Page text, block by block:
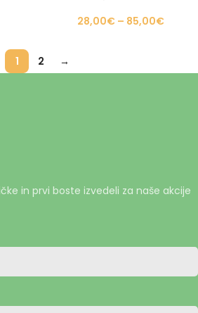
28,00€ – 85,00€
1 2
→
in prvi boste izvedeli za naše akcije